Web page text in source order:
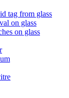
tag from glass
on glass
on glass